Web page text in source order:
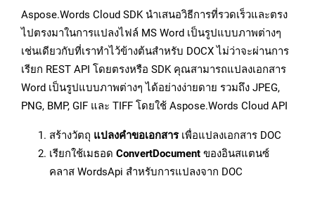
Aspose.Words Cloud SDK นำเสนอวิธีการที่รวดเร็วและตรง
ไปตรงมาในการแปลงไฟล์ MS Word เป็นรูปแบบภาพต่างๆ
เช่นเดียวกับที่เราทำไว้ข้างต้นสำหรับ DOCX ไม่ว่าจะผ่านการ
เรียก REST API โดยตรงหรือ SDK คุณสามารถแปลงเอกสาร
Word เป็นรูปแบบภาพต่างๆ ได้อย่างง่ายดาย รวมถึง JPEG,
PNG, BMP, GIF และ TIFF โดยใช้ Aspose.Words Cloud API
สร้างวัตถุ แปลงคำขอเอกสารเพื่อแปลงเอกสาร DOC
เรียกใช้เมธอด ConvertDocument ของอินสแตนซ์
คลาส WordsApi สำหรับการแปลงจาก DOC